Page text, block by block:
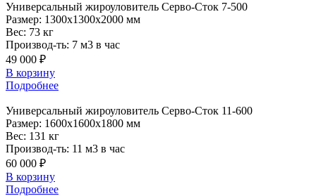
Универсальный жироуловитель Серво-Сток 7-500
Размер: 1300x1300x2000 мм
Вес: 73 кг
Производ-ть: 7 м3 в час
49 000 ₽
В корзину
Подробнее
Универсальный жироуловитель Серво-Сток 11-600
Размер: 1600x1600x1800 мм
Вес: 131 кг
Производ-ть: 11 м3 в час
60 000 ₽
В корзину
Подробнее